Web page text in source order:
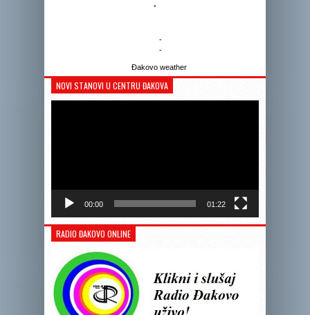
-
-
-
Đakovo weather
NOVI STANOVI U CENTRU ĐAKOVA
00:00 01:22
RADIO ĐAKOVO ONLINE